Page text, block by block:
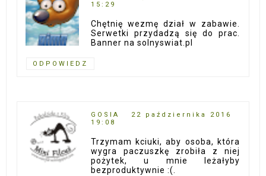
15:29
Chętnię wezmę dział w zabawie.
Serwetki przydadzą się do prac.
Banner na solnyswiat.pl
ODPOWIEDZ
GOSIA
22 października 2016
19:08
Trzymam kciuki, aby osoba, która
wygra paczuszkę zrobiła z niej
pożytek, u mnie leżałyby
bezproduktywnie :(.